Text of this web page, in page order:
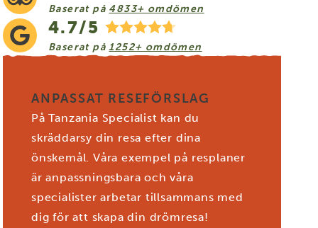
Baserat på 4833+ omdömen
4.7/5
Baserat på1252+ omdömen
ANPASSAT RESEFÖRSLAG
På Tanzania Specialist kan du
skräddarsy din resa efter dina
önskemål. Våra exempel på resplaner
är anpassningsbara och våra
specialister arbetar tillsammans med
dig för att skapa din drömresa!